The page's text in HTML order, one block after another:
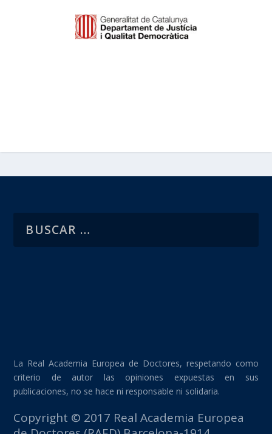
La Real Academia Europea de Doctores, respetando como
criterio de autor las opiniones expuestas en sus
publicaciones, no se hace ni responsable ni solidaria.
Copyright © 2017 Real Academia Europea